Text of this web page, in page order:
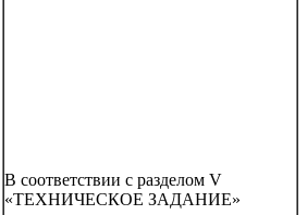
В соответствии с разделом V
«ТЕХНИЧЕСКОЕ ЗАДАНИЕ»